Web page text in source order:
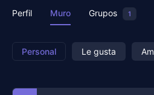
Perfil Muro Grupos 1
Personal Le gusta